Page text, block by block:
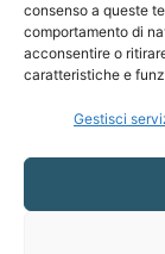
consenso a queste
comportamento di
acconsentire o
caratteristiche e
Gestisci